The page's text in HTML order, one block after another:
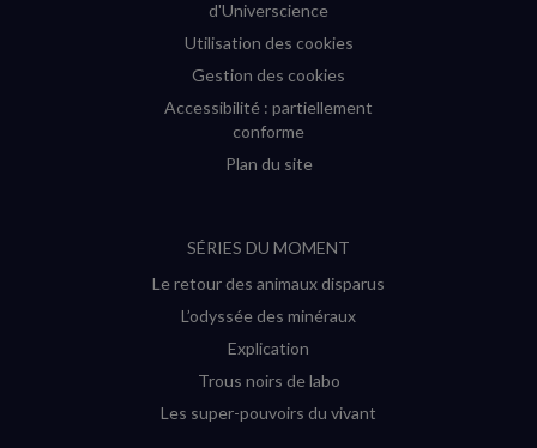
d'Universcience
Utilisation des cookies
Gestion des cookies
Accessibilité : partiellement
conforme
Plan du site
SÉRIES DU MOMENT
Le retour des animaux disparus
L’odyssée des minéraux
Explication
Trous noirs de labo
Les super-pouvoirs du vivant